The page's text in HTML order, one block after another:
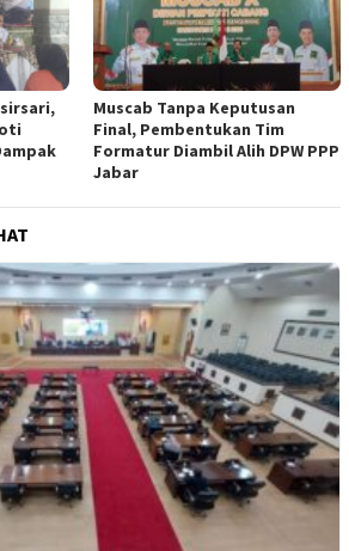
Muscab Tanpa Keputusan
Final, Pembentukan Tim
Formatur Diambil Alih DPW PPP
Jabar